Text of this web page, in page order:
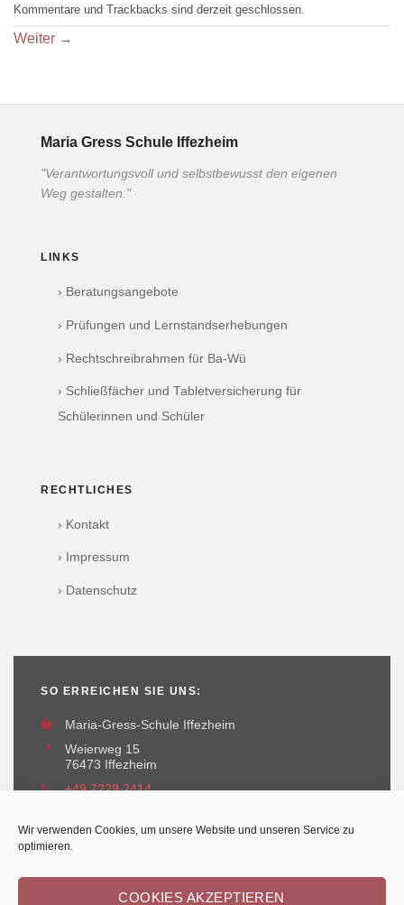
Wir verwenden Cookies, um unsere Website und unseren Service zu
optimieren.
COOKIES AKZEPTIEREN
Kommentare und Trackbacks sind derzeit geschlossen.
Weiter →
Maria Gress Schule Iffezheim
"Verantwortungsvoll und selbstbewusst den eigenen
Weg gestalten."
LINKS
› Beratungsangebote
› Prüfungen und Lernstandserhebungen
› Rechtschreibrahmen für Ba-Wü
› Schließfächer und Tabletversicherung für
Schülerinnen und Schüler
RECHTLICHES
› Kontakt
› Impressum
› Datenschutz
SO ERREICHEN SIE UNS:
🏫
Maria-Gress-Schule Iffezheim
📍
Weierweg 15
76473 Iffezheim
📞
+49 7229 2414